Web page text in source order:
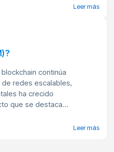
Leer más
continúa
redes escalables,
ha crecido
que se destaca...
Leer más